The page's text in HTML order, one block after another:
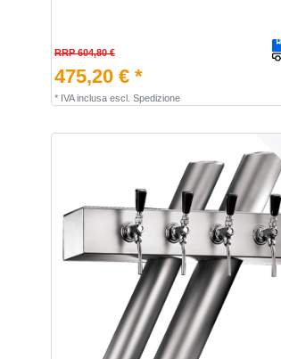
RRP 604,80 €
475,20 € *
* IVA inclusaescl. Spedizione